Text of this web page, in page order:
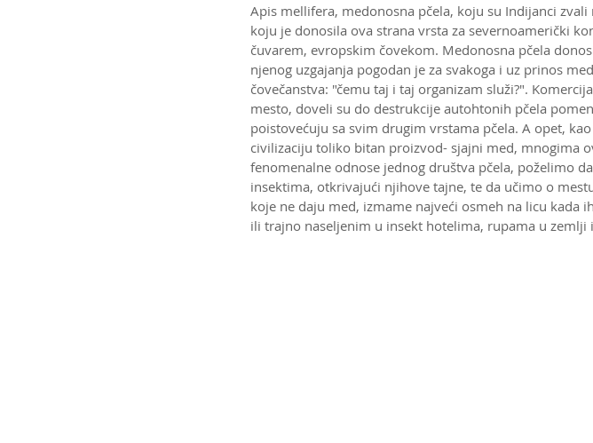
Apis mellifera, medonosna pčela, koju su Indijanci
koju je donosila ova strana vrsta za severnoamerički
čuvarem, evropskim čovekom. Medonosna pčela
njenog uzgajanja pogodan je za svakoga i uz prinos
čovečanstva: "čemu taj i taj organizam služi?".
mesto, doveli su do destrukcije autohtonih pčela
poistovećuju sa svim drugim vrstama pčela. A opet,
civilizaciju toliko bitan proizvod- sjajni med, mnogima
fenomenalne odnose jednog društva pčela, poželimo
insektima, otkrivajući njihove tajne, te da učimo o
koje ne daju med, izmame najveći osmeh na licu kada
ili trajno naseljenim u insekt hotelima, rupama u zemlji